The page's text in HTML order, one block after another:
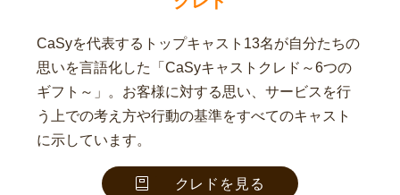
CaSyを代表するトップキャスト13名が自分たちの
思いを言語化した「CaSyキャストクレド～6つの
ギフト～」。お客様に対する思い、サービスを行
う上での考え方や行動の基準をすべてのキャスト
に示しています。
クレドを見る